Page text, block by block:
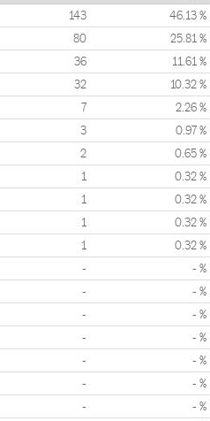
143 46.13 %
80 25.81 %
36 11.61 %
32 10.32 %
7 2.26 %
3 0.97 %
2 0.65 %
1 0.32 %
1 0.32 %
1 0.32 %
1 0.32 %
- - %
- - %
- - %
- - %
- - %
- - %
- - %